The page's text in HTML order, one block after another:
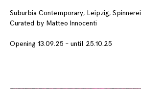
Suburbia Contemporary, Leipzig, Spinnerei
Curated by Matteo Innocenti
Opening 13.09.25 – until 25.10.25